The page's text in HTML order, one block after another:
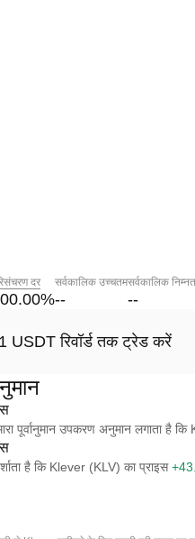
दर
%
सर्वकालिक उच्चतम
--
सर्वकालिक
--
रिवॉर्ड तक ट्रेड करें
पूर्वानुमान उपकरण अनुमान लगाता है
है कि Klever (KLV) का प्राइस